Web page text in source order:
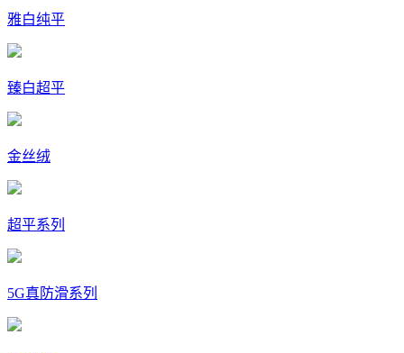
雅白纯平
臻白超平
金丝绒
超平系列
5G真防滑系列